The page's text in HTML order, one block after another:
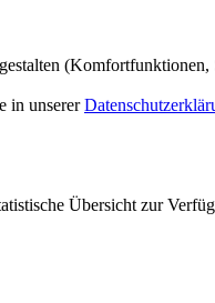
in unserer
Übersicht zur